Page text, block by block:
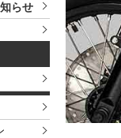
らせ